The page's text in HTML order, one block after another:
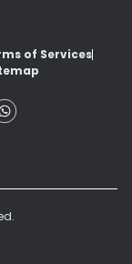
of Services